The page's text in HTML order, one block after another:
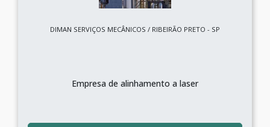
DIMAN SERVIÇOS MECÂNICOS / RIBEIRÃO PRETO - SP
Empresa de alinhamento a laser